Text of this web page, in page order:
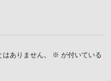
ありません。 ※ が付いている